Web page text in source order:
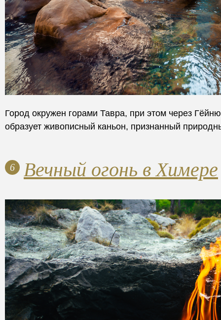
Город окружен горами Тавра, при этом через
образует живописный каньон, признанный
6 Вечный огонь в Химере